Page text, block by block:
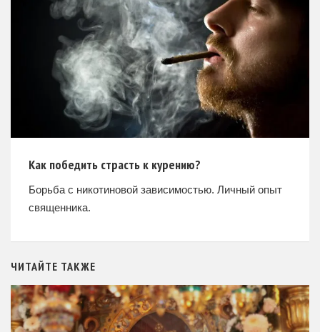
Как победить страсть к курению?
Борьба с никотиновой зависимостью. Личный опыт
священника.
ЧИТАЙТЕ ТАКЖЕ